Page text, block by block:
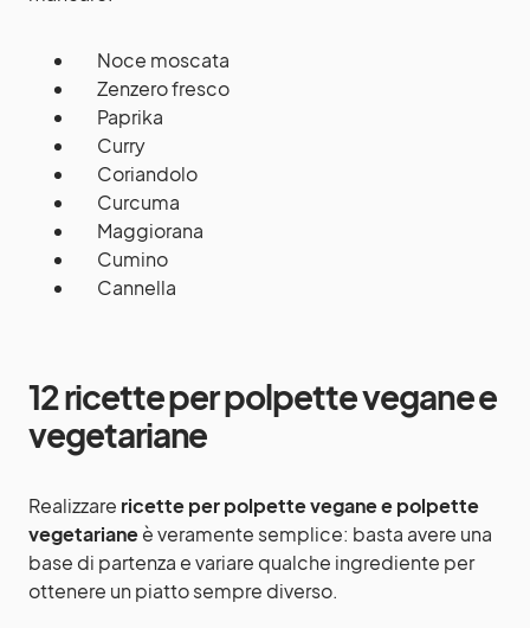
Noce moscata
Zenzero fresco
Paprika
Curry
Coriandolo
Curcuma
Maggiorana
Cumino
Cannella
12 ricette per polpette vegane e
vegetariane
Realizzare ricette per polpette vegane e polpette
vegetarianeè veramente semplice: basta avere una
base di partenza e variare qualche ingrediente per
ottenere un piatto sempre diverso.